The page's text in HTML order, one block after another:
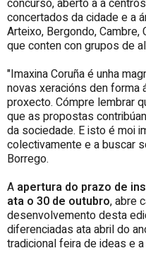
concertados da cidade e a
Arteixo, Bergondo, Cambre,
que conten con grupos de
"Imaxina Coruña é unha
novas xeracións den
proxecto. Cómpre lembrar
que as propostas
da sociedade. E isto é moi
colectivamente e a buscar
Borrego.
A apertura do prazo de
ata o 30 de outubro, abre
desenvolvemento desta
diferenciadas ata abril do
tradicional feira de ideas e